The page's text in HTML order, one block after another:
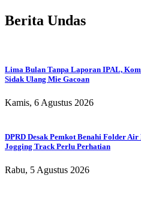
Berita Undas
Lima Bulan Tanpa Laporan IPAL,
Sidak Ulang Mie Gacoan
Kamis, 6 Agustus 2026
DPRD Desak Pemkot Benahi Folder
Jogging Track Perlu Perhatian
Rabu, 5 Agustus 2026